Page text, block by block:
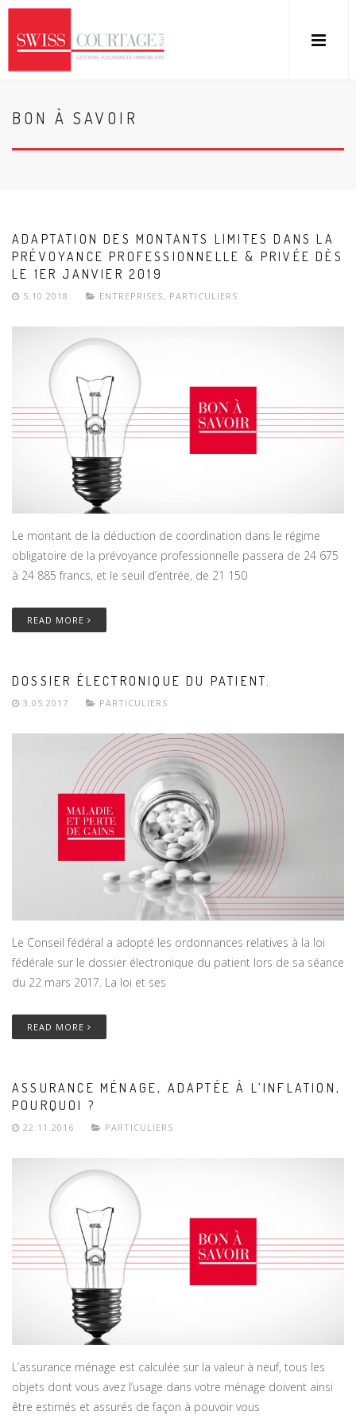
BON À SAVOIR
ADAPTATION DES MONTANTS LIMITES DANS LA
PRÉVOYANCE PROFESSIONNELLE & PRIVÉE DÈS
LE 1ER JANVIER 2019
5.10.2018 ENTREPRISES, PARTICULIERS
Le montant de la déduction de coordination dans le régime
obligatoire de la prévoyance professionnelle passera de 24 675
à 24 885 francs, et le seuil d’entrée, de 21 150
READ MORE
DOSSIER ÉLECTRONIQUE DU PATIENT.
3.05.2017 PARTICULIERS
Le Conseil fédéral a adopté les ordonnances relatives à la loi
fédérale sur le dossier électronique du patient lors de sa séance
du 22 mars 2017. La loi et ses
READ MORE
ASSURANCE MÉNAGE, ADAPTÉE À L’INFLATION,
POURQUOI ?
22.11.2016 PARTICULIERS
L’assurance ménage est calculée sur la valeur à neuf, tous les
objets dont vous avez l’usage dans votre ménage doivent ainsi
être estimés et assurés de façon à pouvoir vous